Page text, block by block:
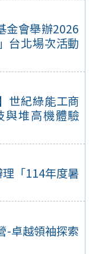
金會舉辦2026
台北場次活動
世紀綠能工商
與堆高機體驗
理「114年度暑
-卓越領袖探索